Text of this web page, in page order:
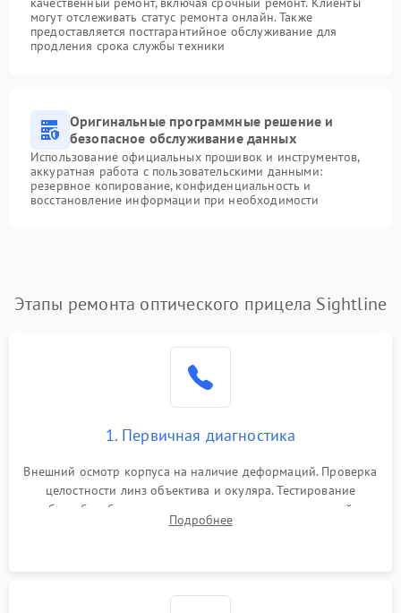
могут отслеживать статус ремонта онлайн. Также
предоставляется постгарантийное обслуживание для
продления срока службы техники
Оригинальные программные решение и
безопасное обслуживание данных
Использование официальных прошивок и инструментов,
аккуратная работа с пользовательскими данными:
резервное копирование, конфиденциальность и
восстановление информации при необходимости
Этапы ремонта оптического прицела Sightline
1. Первичная диагностика
Внешний осмотр корпуса на наличие деформаций. Проверка
целостности линз объектива и окуляра. Тестирование
работы барабанчиков ввода поправок, кольца отстройки
параллакса и зума. Выявление сколов, внутренних
Подробнее